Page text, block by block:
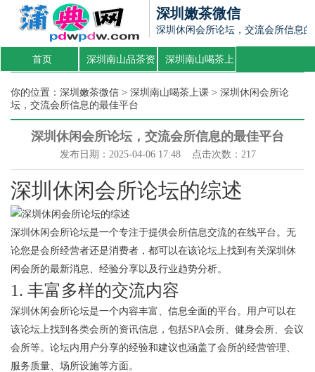
深圳嫩茶微信
深圳休闲会所论坛，交流会所信息
首页 深圳南山品茶资 深圳南山喝茶上
你的位置： 深圳嫩茶微信 > 深圳南山喝茶上课 > 深圳休闲会所论
坛，交流会所信息的最佳平台
深圳休闲会所论坛，交流会所信息的最佳平台
发布日期：2025-04-06 17:48 点击次数：217
深圳休闲会所论坛的综述
深圳休闲会所论坛是一个专注于提供会所信息交流的在线平台。无
论您是会所经营者还是消费者，都可以在该论坛上找到有关深圳休
闲会所的最新消息、经验分享以及行业趋势分析。
1. 丰富多样的交流内容
深圳休闲会所论坛是一个内容丰富、信息全面的平台。用户可以在
该论坛上找到各类会所的资讯信息，包括SPA会所、健身会所、会议
会所等。论坛内用户分享的经验和建议也涵盖了会所的经营管理、
服务质量、场所设施等方面。